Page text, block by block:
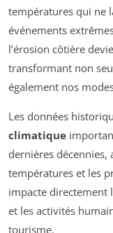
températures qui ne
événements
l’érosion côtière
transformant non
également nos
Les données
climatique
dernières décennies,
températures et les
impacte directement
et les activités
tourisme.